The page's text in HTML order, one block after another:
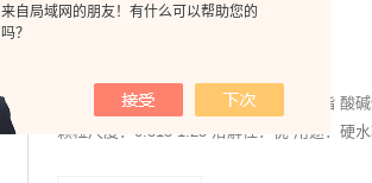
来自局域网的朋友！有什么可以帮助您的
吗？
001x7混床树脂 离子型：阳离子交换树脂 酸
颗粒尺度：0.315-1.25 溶解性：优 用途：硬